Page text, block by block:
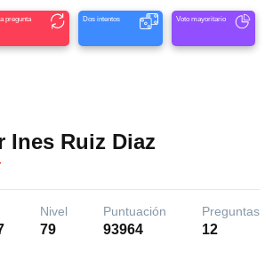
pregunta Dos intentos Voto mayoritario
Ines Ruiz Diaz
Nivel
79
Puntuación
93964
Preguntas
12